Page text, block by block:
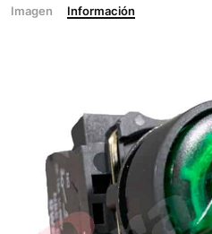
Imagen Información